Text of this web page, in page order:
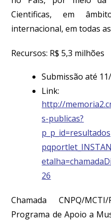
Cientificas, em
internacional, em todas
Recursos: R$ 5,3 milhões
Submissão até
Link:
http://
s-publicas?
26
Chamada CNPQ/
Programa de Apoio a